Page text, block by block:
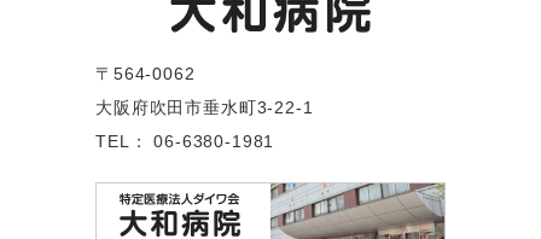
〒564-0062
大阪府吹田市垂水町3-22-1
TEL： 06-6380-1981